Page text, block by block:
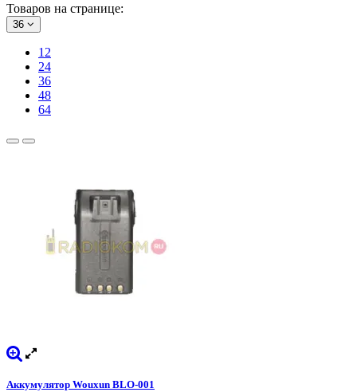
Товаров на странице:
36
12
24
36
48
64
Аккумулятор Wouxun BLO-001